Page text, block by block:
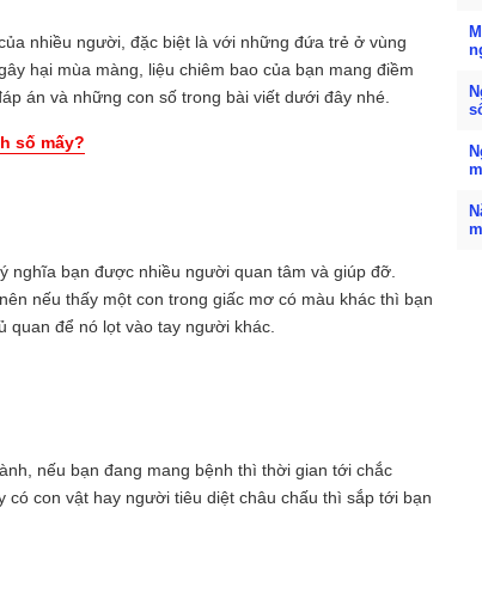
nhiều người, đặc biệt là với những đứa trẻ ở vùng
hại mùa màng, liệu chiêm bao của bạn mang điềm
án và những con số trong bài viết dưới đây nhé.
số mấy?
nghĩa bạn được nhiều người quan tâm và giúp đỡ.
nếu thấy một con trong giấc mơ có màu khác thì bạn
quan để nó lọt vào tay người khác.
nếu bạn đang mang bệnh thì thời gian tới chắc
con vật hay người tiêu diệt châu chấu thì sắp tới bạn